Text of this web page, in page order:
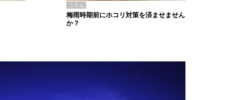
コラム
梅雨時期前にホコリ対策を済ませません
か？